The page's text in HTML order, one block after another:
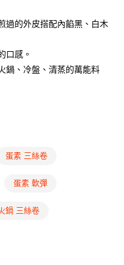
運費
費
過的外皮搭配內餡黑、白木
口感。
鍋、冷盤、清蒸的萬能料
蛋素 三絲卷
蛋素 軟彈
鍋 三絲卷